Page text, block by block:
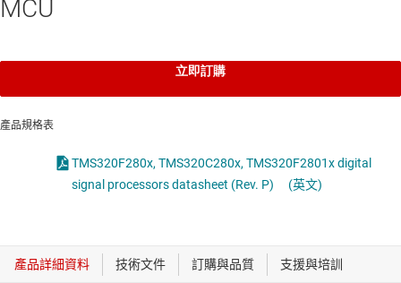
MCU
立即訂購
產品規格表
TMS320F280x, TMS320C280x, TMS320F2801x digital
signal processors datasheet (Rev. P)
(英文)